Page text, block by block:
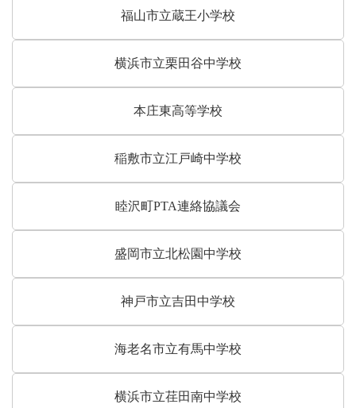
福山市立蔵王小学校
横浜市立栗田谷中学校
本庄東高等学校
稲敷市立江戸崎中学校
睦沢町PTA連絡協議会
盛岡市立北松園中学校
神戸市立吉田中学校
海老名市立有馬中学校
横浜市立荏田南中学校